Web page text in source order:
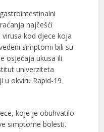
najčešći
kod djece koja
simptomi bili su
osjećaja ukusa ili
univerziteta
u okviru Rapid-19
koje je obuhvatilo
simptome bolesti.